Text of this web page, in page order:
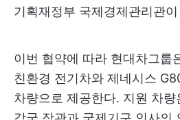
기획재정부 국제경제관리관
이번 협약에 따라 현대차그룹
친환경 전기차와 제네시스
차량으로 제공한다. 지원 차